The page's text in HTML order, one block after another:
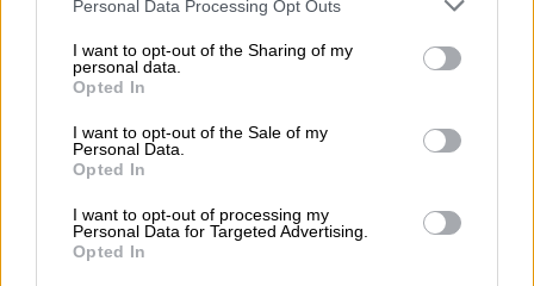
not limited to your visit or usage behaviour. You may click to
grant or deny consent to Google and its third-party tags to
use your data for below specified purposes in below Google
consent section.
Personal Data Processing Opt Outs
I want to opt-out of the Sharing of my
personal data.
Opted In
I want to opt-out of the Sale of my
Personal Data.
Opted In
I want to opt-out of processing my
Personal Data for Targeted Advertising.
Opted In